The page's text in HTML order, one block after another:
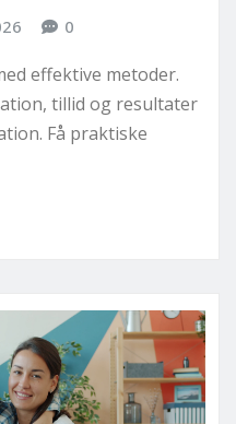
0
effektive metoder.
tillid og resultater
Få praktiske